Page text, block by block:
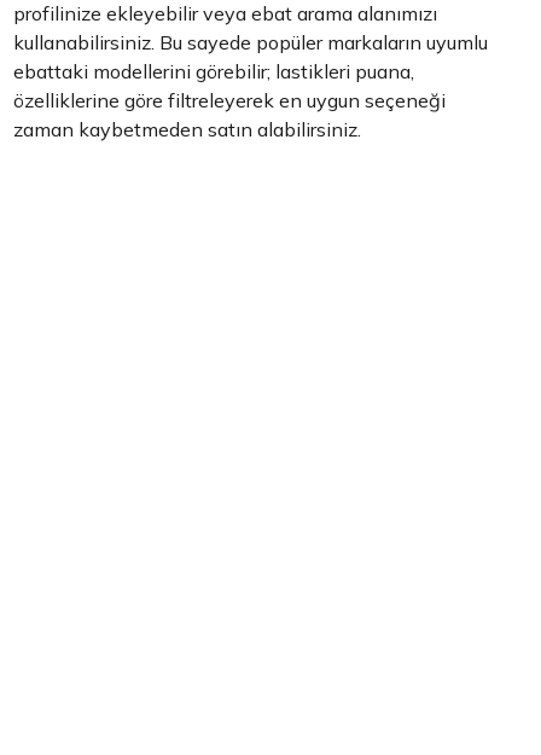
profilinize ekleyebilir veya ebat arama alanımızı
kullanabilirsiniz. Bu sayede popüler markaların uyumlu
ebattaki modellerini görebilir; lastikleri puana,
özelliklerine göre filtreleyerek en uygun seçeneği
zaman kaybetmeden satın alabilirsiniz.